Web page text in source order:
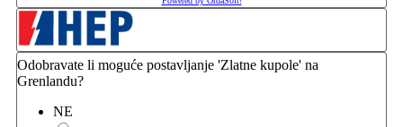
Odobravate li moguće postavljanje 'Zlatne kupole' na
Grenlandu?
NE